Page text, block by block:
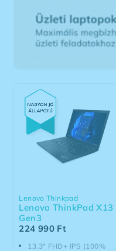
13.3" FHD+ IPS (100%
Lenovo Thinkpad
Lenovo ThinkPad X13
Gen3
224 990 Ft